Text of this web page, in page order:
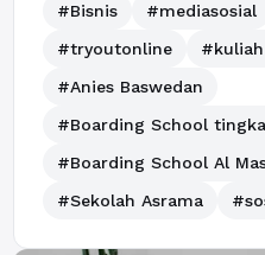
#Bisnis #mediasosial
#tryoutonline
#Anies Baswedan
#Boarding School
#Boarding School Al
#Sekolah Asrama